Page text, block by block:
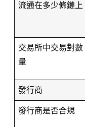
流通在多少條鏈上
交易所中交易對數
量
發行商
發行商是否合規